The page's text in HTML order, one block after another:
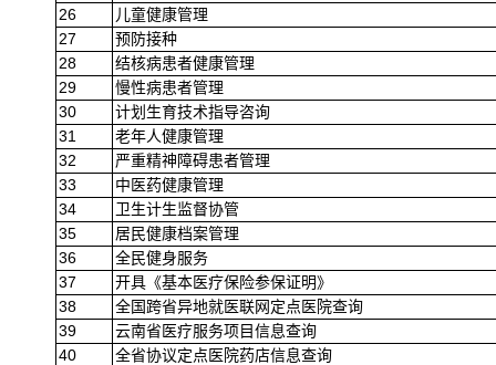
26 儿童健康管理
27 预防接种
28 结核病患者健康管理
29 慢性病患者管理
30 计划生育技术指导咨询
31 老年人健康管理
32 严重精神障碍患者管理
33 中医药健康管理
34 卫生计生监督协管
35 居民健康档案管理
36 全民健身服务
37 开具《基本医疗保险参保证明》
38 全国跨省异地就医联网定点医院查询
39 云南省医疗服务项目信息查询
40 全省协议定点医院药店信息查询